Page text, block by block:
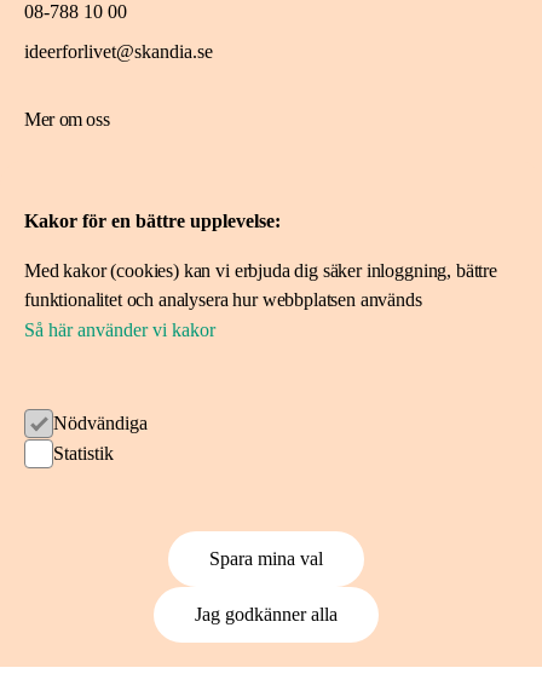
Mer om oss
Ansök om stöd
Ansök här
Följ oss
08-788 10 00
ideerforlivet@skandia.se
Kakor på ideerforlivet.se
Kakor för en bättre upplevelse:
Med kakor (cookies) kan vi erbjuda dig säker inloggning, bättre
funktionalitet och analysera hur webbplatsen används
Så här använder vi kakor
Nödvändiga
Statistik
Spara mina val
Jag godkänner alla